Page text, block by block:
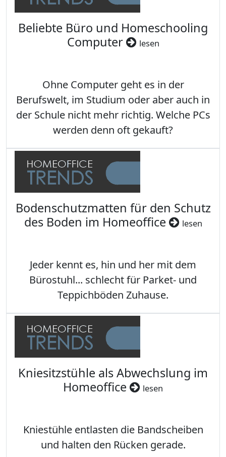
Beliebte Büro und Homeschooling
Computer
lesen
Ohne Computer geht es in der
Berufswelt, im Studium oder aber auch in
der Schule nicht mehr richtig. Welche PCs
werden denn oft gekauft?
Bodenschutzmatten für den Schutz
des Boden im Homeoffice
lesen
Jeder kennt es, hin und her mit dem
Bürostuhl... schlecht für Parket- und
Teppichböden Zuhause.
Kniesitzstühle als Abwechslung im
Homeoffice
lesen
Kniestühle entlasten die Bandscheiben
und halten den Rücken gerade.